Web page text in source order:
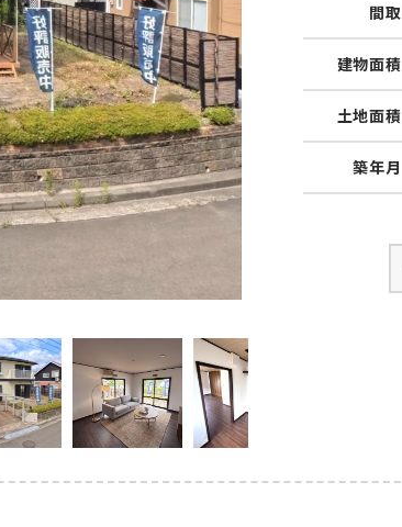
間取
建物面積
土地面積
築年月